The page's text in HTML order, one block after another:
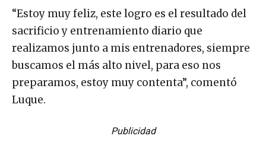
“Estoy muy feliz, este logro es el resultado del
sacrificio y entrenamiento diario que
realizamos junto a mis entrenadores, siempre
buscamos el más alto nivel, para eso nos
preparamos, estoy muy contenta”, comentó
Luque.
Publicidad